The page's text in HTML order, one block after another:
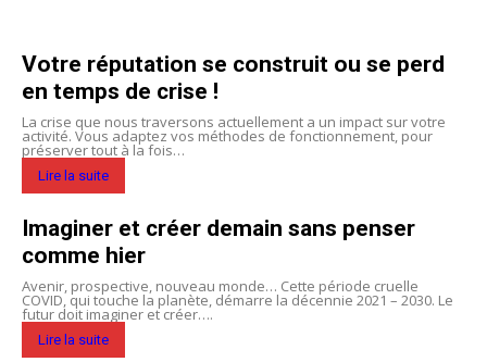
Votre réputation se construit ou se perd
en temps de crise !
La crise que nous traversons actuellement a un impact sur votre
activité. Vous adaptez vos méthodes de fonctionnement, pour
préserver tout à la fois…
Lire la suite
Imaginer et créer demain sans penser
comme hier
Avenir, prospective, nouveau monde… Cette période cruelle
COVID, qui touche la planète, démarre la décennie 2021 – 2030. Le
futur doit imaginer et créer….
Lire la suite